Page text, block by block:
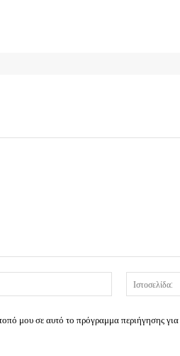
Email:*
μου σε αυτό το πρόγραμμα περιήγησης